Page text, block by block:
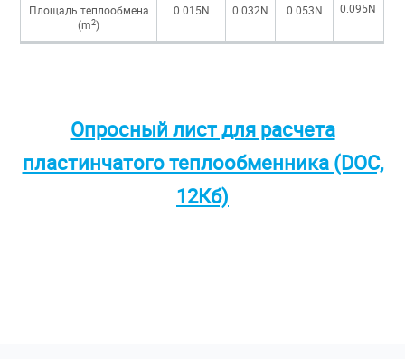
Площадь теплообмена
(m2)
0.015N 0.032N 0.053N 0.095N
Опросный лист для расчета
пластинчатого теплообменника (DOC,
12Кб)